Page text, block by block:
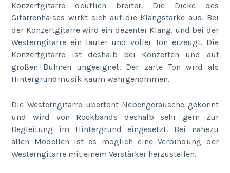
Konzertgitarre deutlich breiter. Die Dicke des
Gitarrenhalses wirkt sich auf die Klangstärke aus. Bei
der Konzertgitarre wird ein dezenter Klang, und bei der
Westerngitarre ein lauter und voller Ton erzeugt. Die
Konzertgitarre ist deshalb bei Konzerten und auf
großen Bühnen ungeeignet. Der zarte Ton wird als
Hintergrundmusik kaum wahrgenommen.
Die Westerngitarre übertönt Nebengeräusche gekonnt
und wird von Rockbands deshalb sehr gern zur
Begleitung im Hintergrund eingesetzt. Bei nahezu
allen Modellen ist es möglich eine Verbindung der
Westerngitarre mit einem Verstärker herzustellen.